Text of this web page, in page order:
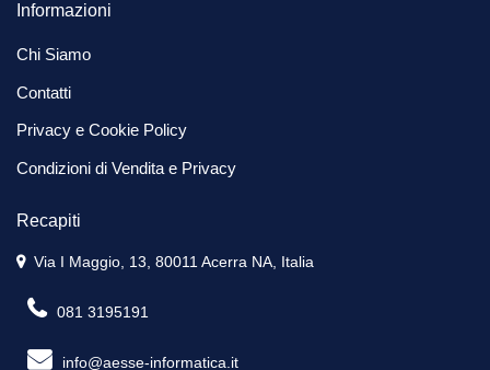
Informazioni
Chi Siamo
Contatti
Privacy e Cookie Policy
Condizioni di Vendita e Privacy
Recapiti
Via I Maggio, 13, 80011 Acerra NA, Italia
081 3195191
info@aesse-informatica.it